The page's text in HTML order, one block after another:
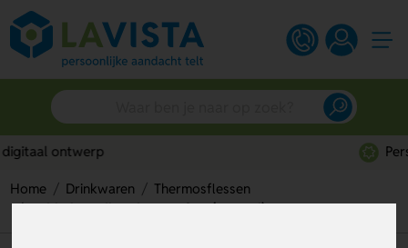
Home Drinkwaren
Thermosflessen
Dubbelwandige thermosfles (500 ml)